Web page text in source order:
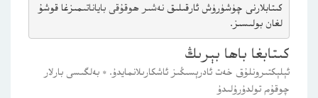
كىتابلارنى چۈشۈرۈش ئارقىلىق نەشىر ھوقۇقى باياناتىمىزغا قوشۇ
لغان بولىسىز.
كىتابغا باھا بېرىڭ
ئېلېكتىرونلۇق خەت ئادرېسىڭىز ئاشكارىلانمايدۇ. * بەلگىسى بارلار
چوقۇم تولدۇرۇلىدۇ